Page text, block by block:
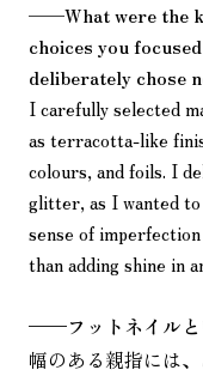
——What were the
choices you
deliberately chose
I carefully selected
as terracotta-like
colours, and foils. I
glitter, as I wanted
sense of
than adding shine in
——フットネイル
幅のある親指には